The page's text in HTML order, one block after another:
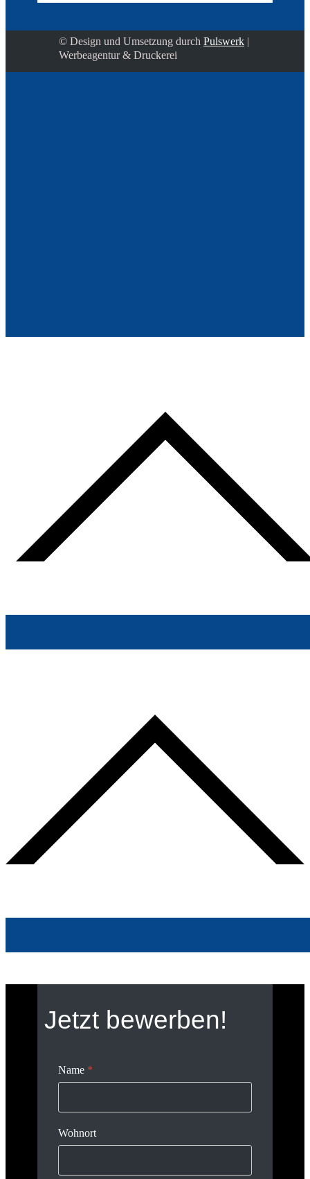
© Design und Umsetzung durch Pulswerk |
Werbeagentur & Druckerei
Jetzt bewerben!
Name *
Wohnort